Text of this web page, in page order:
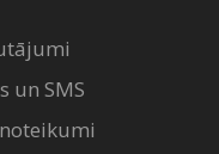
un SMS